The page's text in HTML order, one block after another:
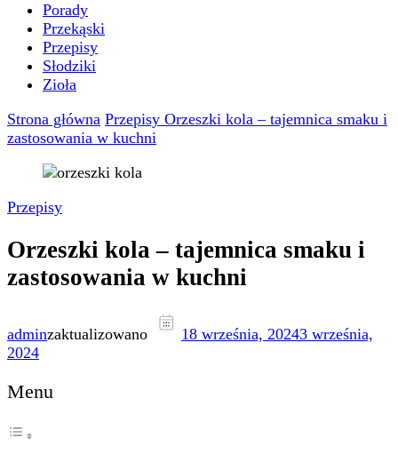
Porady
Przekąski
Przepisy
Słodziki
Zioła
Strona główna Przepisy Orzeszki kola – tajemnica smaku i
zastosowania w kuchni
Przepisy
Orzeszki kola – tajemnica smaku i
zastosowania w kuchni
adminzaktualizowano 18 września, 20243 września,
2024
Menu